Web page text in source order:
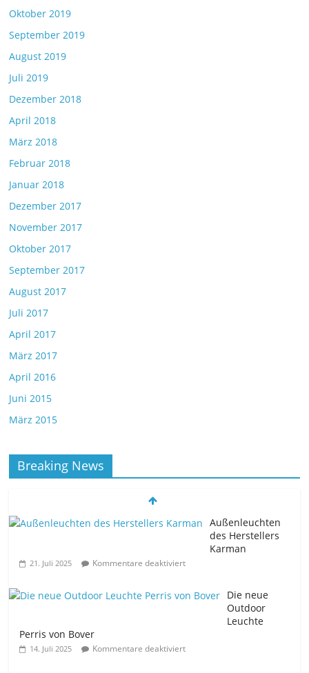
Oktober 2019
September 2019
August 2019
Juli 2019
Dezember 2018
April 2018
März 2018
Februar 2018
Januar 2018
Dezember 2017
November 2017
Oktober 2017
September 2017
August 2017
Juli 2017
April 2017
März 2017
April 2016
Juni 2015
März 2015
Breaking News
Außenleuchten
des Herstellers
Karman
21. Juli 2025 Kommentare deaktiviert
Die neue
Outdoor
Leuchte
Perris von Bover
14. Juli 2025 Kommentare deaktiviert